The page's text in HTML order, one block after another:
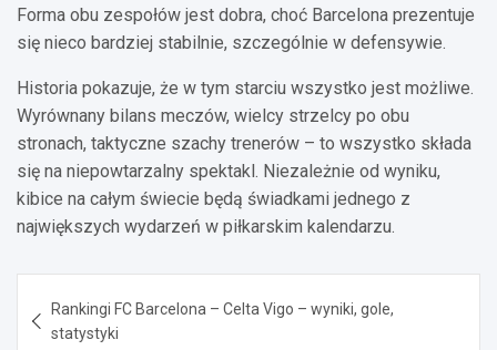
Forma obu zespołów jest dobra, choć Barcelona prezentuje
się nieco bardziej stabilnie, szczególnie w defensywie.
Historia pokazuje, że w tym starciu wszystko jest możliwe.
Wyrównany bilans meczów, wielcy strzelcy po obu
stronach, taktyczne szachy trenerów – to wszystko składa
się na niepowtarzalny spektakl. Niezależnie od wyniku,
kibice na całym świecie będą świadkami jednego z
największych wydarzeń w piłkarskim kalendarzu.
wpisu
Rankingi FC Barcelona – Celta Vigo – wyniki, gole,
statystyki